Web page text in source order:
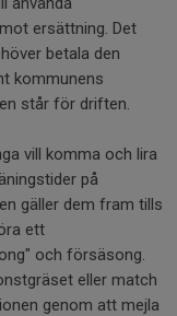
ersättning. Det
betala den
kommunens
står för driften.
vill komma och lira
på
gäller dem fram tills
ett
och försäsong.
eller match
genom att mejla